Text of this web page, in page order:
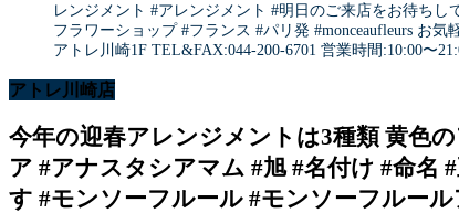
レンジメント #アレンジメント #明日のご来店をお待ち
フラワーショップ #フランス #パリ発
アトレ川崎1F TEL&FAX:044-200-6701 営業時間
アトレ川崎店
今年の迎春アレンジメントは3種類 黄色
ア #アナスタシアマム #旭 #名付け #命名
す #モンソーフルール #モンソーフルー